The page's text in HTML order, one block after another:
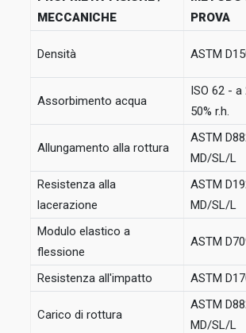
MECCANICHE
PROVA
Densità ASTM
Assorbimento acqua
ISO 62 - a
50% r.h.
Allungamento alla rottura
ASTM
MD/SL/L
Resistenza alla
lacerazione
ASTM
MD/SL/L
Modulo elastico a
flessione
ASTM
Resistenza all'impatto ASTM
Carico di rottura
ASTM
MD/SL/L